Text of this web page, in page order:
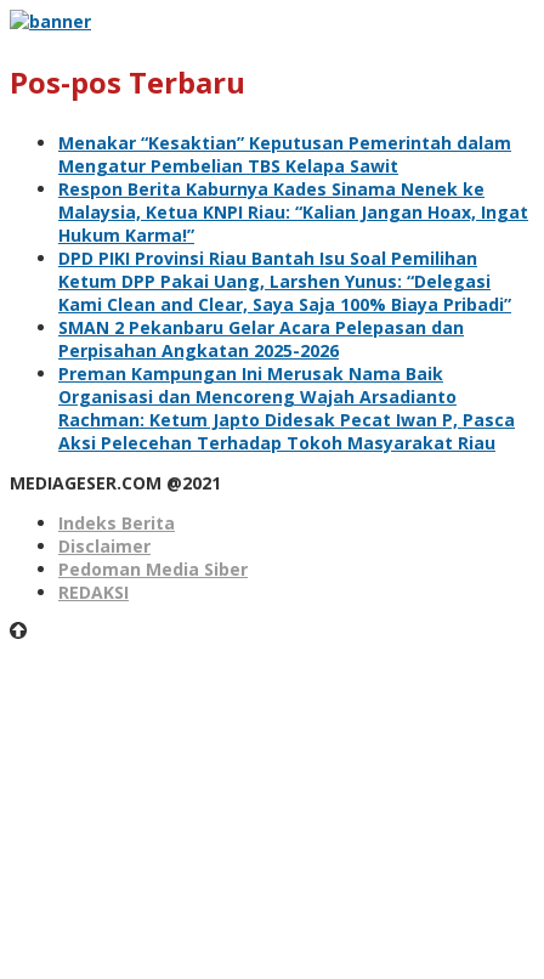
Pos-pos Terbaru
Menakar “Kesaktian” Keputusan Pemerintah dalam
Mengatur Pembelian TBS Kelapa Sawit
Respon Berita Kaburnya Kades Sinama Nenek ke
Malaysia, Ketua KNPI Riau: “Kalian Jangan Hoax, Ingat
Hukum Karma!”
DPD PIKI Provinsi Riau Bantah Isu Soal Pemilihan
Ketum DPP Pakai Uang, Larshen Yunus: “Delegasi
Kami Clean and Clear, Saya Saja 100% Biaya Pribadi”
SMAN 2 Pekanbaru Gelar Acara Pelepasan dan
Perpisahan Angkatan 2025-2026
Preman Kampungan Ini Merusak Nama Baik
Organisasi dan Mencoreng Wajah Arsadianto
Rachman: Ketum Japto Didesak Pecat Iwan P, Pasca
Aksi Pelecehan Terhadap Tokoh Masyarakat Riau
MEDIAGESER.COM @2021
Indeks Berita
Disclaimer
Pedoman Media Siber
REDAKSI